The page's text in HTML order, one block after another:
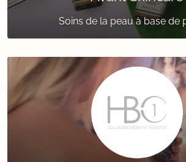
Soins de la peau à base de